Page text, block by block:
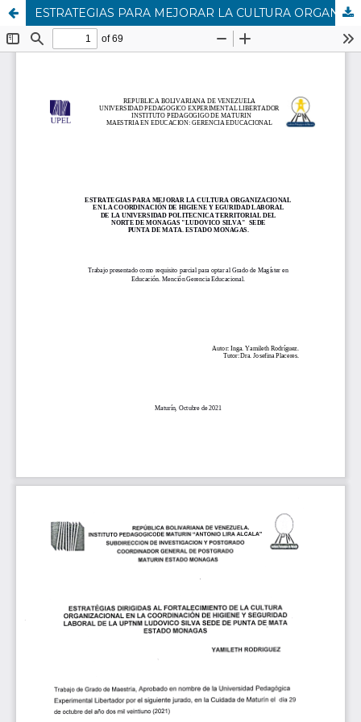
ESTRATEGIAS PARA MEJORAR LA CULTURA ORGANIZACIONAL EN LA COORDINACIÓN DE HIGIENE Y EGURIDAD LABORAL DE LA UNIVERSIDAD POLITECNICA TERRITORIAL DEL NORTE DE MONAGAS "LUDOVICO SILVA" SEDE PUNTA DE MATA. ESTADO MONAGAS